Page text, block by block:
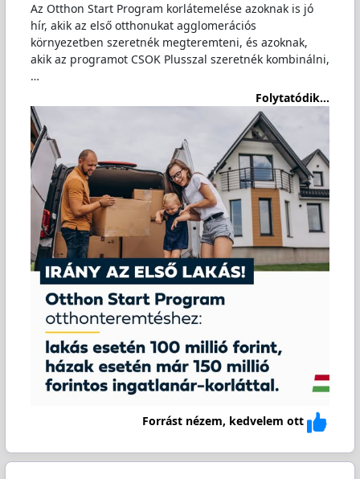
Az Otthon Start Program korlátemelése azoknak is jó
hír, akik az első otthonukat agglomerációs
környezetben szeretnék megteremteni, és azoknak,
akik az programot CSOK Plusszal szeretnék kombinálni,
…
Folytatódik...
Forrást nézem, kedvelem ott